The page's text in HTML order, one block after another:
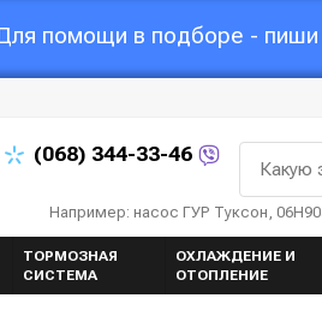
помощи в подборе - пиши
(068) 344-33-46
Какую
Например: насос ГУР Туксон,
ТОРМОЗНАЯ
СИСТЕМА
ОХЛАЖДЕНИЕ И
ОТОПЛЕНИЕ